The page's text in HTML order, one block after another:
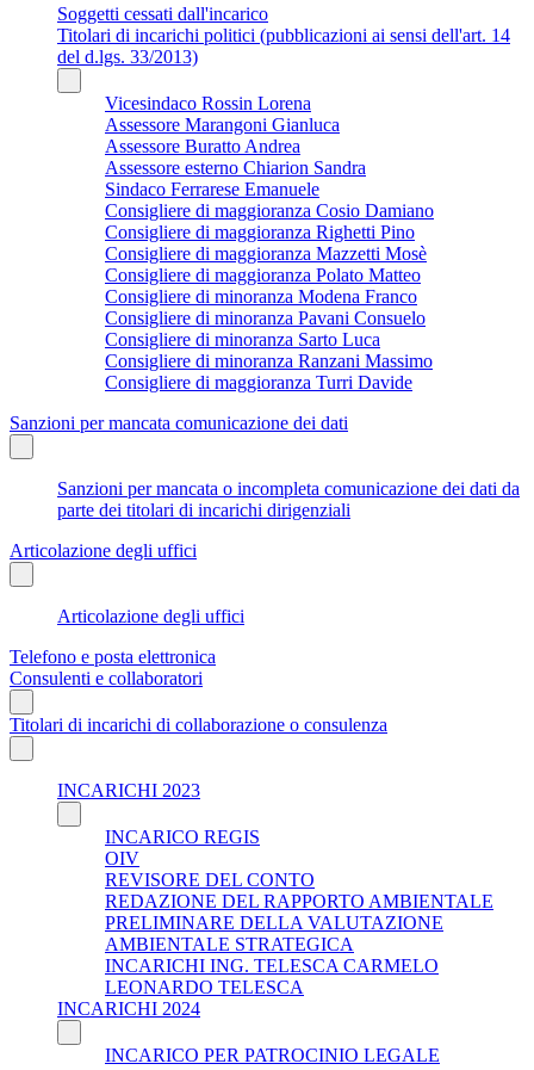
Soggetti cessati dall'incarico
Titolari di incarichi politici (pubblicazioni ai sensi dell'art. 14
del d.lgs. 33/2013)
Vicesindaco Rossin Lorena
Assessore Marangoni Gianluca
Assessore Buratto Andrea
Assessore esterno Chiarion Sandra
Sindaco Ferrarese Emanuele
Consigliere di maggioranza Cosio Damiano
Consigliere di maggioranza Righetti Pino
Consigliere di maggioranza Mazzetti Mosè
Consigliere di maggioranza Polato Matteo
Consigliere di minoranza Modena Franco
Consigliere di minoranza Pavani Consuelo
Consigliere di minoranza Sarto Luca
Consigliere di minoranza Ranzani Massimo
Consigliere di maggioranza Turri Davide
Sanzioni per mancata comunicazione dei dati
Sanzioni per mancata o incompleta comunicazione dei dati da
parte dei titolari di incarichi dirigenziali
Articolazione degli uffici
Articolazione degli uffici
Telefono e posta elettronica
Consulenti e collaboratori
Titolari di incarichi di collaborazione o consulenza
INCARICHI 2023
INCARICO REGIS
OIV
REVISORE DEL CONTO
REDAZIONE DEL RAPPORTO AMBIENTALE
PRELIMINARE DELLA VALUTAZIONE
AMBIENTALE STRATEGICA
INCARICHI ING. TELESCA CARMELO
LEONARDO TELESCA
INCARICHI 2024
INCARICO PER PATROCINIO LEGALE